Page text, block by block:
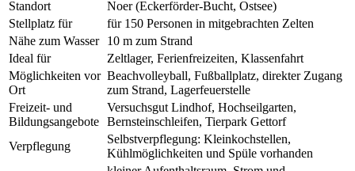
Standort
Noer (Eckerförder-Bucht, Ostsee)
Stellplatz für
für 150 Personen in mitgebrachten Zelten
Nähe zum Wasser
10 m zum Strand
Ideal für
Zeltlager, Ferienfreizeiten, Klassenfahrt
Möglichkeiten vor
Ort
Beachvolleyball, Fußballplatz, direkter Zugang
zum Strand, Lagerfeuerstelle
Freizeit- und
Bildungsangebote
Versuchsgut Lindhof, Hochseilgarten,
Bernsteinschleifen, Tierpark Gettorf
Verpflegung
Selbstverpflegung: Kleinkochstellen,
Kühlmöglichkeiten und Spüle vorhanden